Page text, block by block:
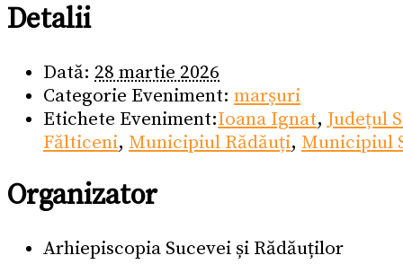
Detalii
Dată: 28 martie 2026
Categorie Eveniment: marșuri
Etichete Eveniment:Ioana Ignat, Județul
Fălticeni, Municipiul Rădăuți, Municipiul
Organizator
Arhiepiscopia Sucevei și Rădăuților